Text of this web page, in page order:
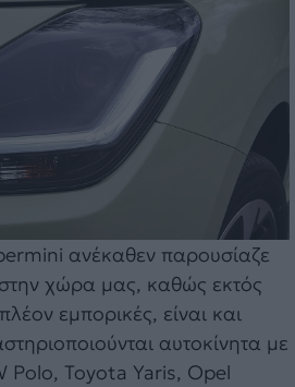
ανέκαθεν παρουσίαζε
χώρα μας, καθώς εκτός
εμπορικές, είναι και
αυτοκίνητα με
Toyota Yaris, Opel